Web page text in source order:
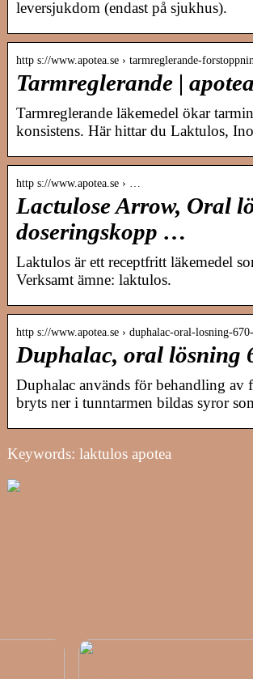
leversjukdom (endast på sjukhus).
http s://www.apotea.se › tarmreglerande-
Tarmreglerande |
Tarmreglerande läkemedel ökar
konsistens. Här hittar du Laktulos,
http s://www.apotea.se › …
Lactulose Arrow, Oral
doseringskopp …
Laktulos är ett receptfritt läkemedel
Verksamt ämne: laktulos.
http s://www.apotea.se › duphalac-oral-losning-
Duphalac, oral lösning
Duphalac används för behandling av
bryts ner i tunntarmen bildas syror
Keywords: laktulos apotea